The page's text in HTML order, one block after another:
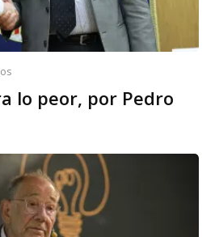
lo peor, por Pedro